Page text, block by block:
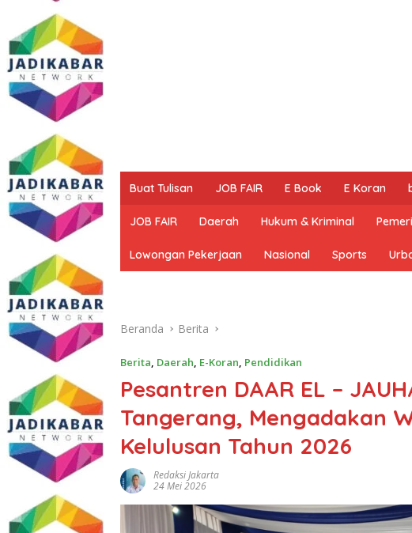
Buat Tulisan JOB FAIR E Book E Koran
JOB FAIR Daerah Hukum & Kriminal
Lowongan Pekerjaan Nasional Sports
Beranda Berita
Berita, Daerah, E-Koran, Pendidikan
Pesantren DAAR EL –
Tangerang, Mengadakan
Kelulusan Tahun 2026
Redaksi Jakarta
24 Mei 2026